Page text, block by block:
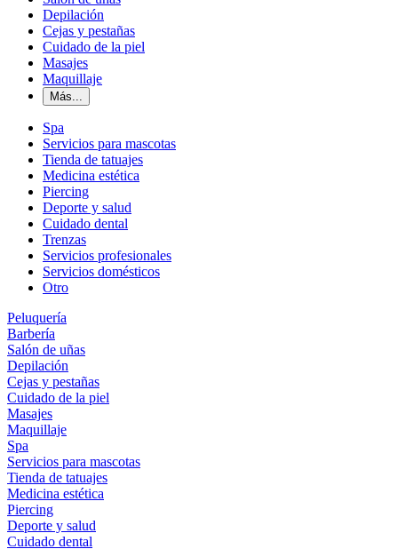
Depilación
Cejas y pestañas
Cuidado de la piel
Masajes
Maquillaje
Más...
Spa
Servicios para mascotas
Tienda de tatuajes
Medicina estética
Piercing
Deporte y salud
Cuidado dental
Trenzas
Servicios profesionales
Servicios domésticos
Otro
Peluquería
Barbería
Salón de uñas
Depilación
Cejas y pestañas
Cuidado de la piel
Masajes
Maquillaje
Spa
Servicios para mascotas
Tienda de tatuajes
Medicina estética
Piercing
Deporte y salud
Cuidado dental